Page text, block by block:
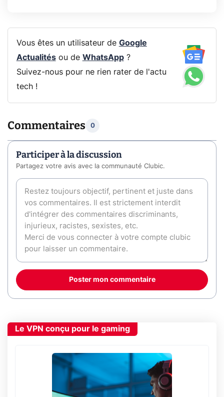
Vous êtes un utilisateur de Google
Actualitésou de WhatsApp?
Suivez-nous pour ne rien rater de l'actu
tech !
Commentaires 0
Participer à la discussion
Partagez votre avis avec la communauté Clubic.
Poster mon commentaire
Le VPN conçu pour le gaming